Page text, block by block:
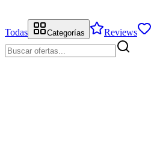
Todas
Categorías Reviews